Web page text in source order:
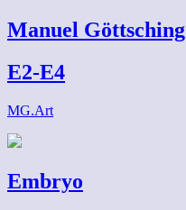
Manuel Göttsching
E2-E4
MG.Art
Embryo